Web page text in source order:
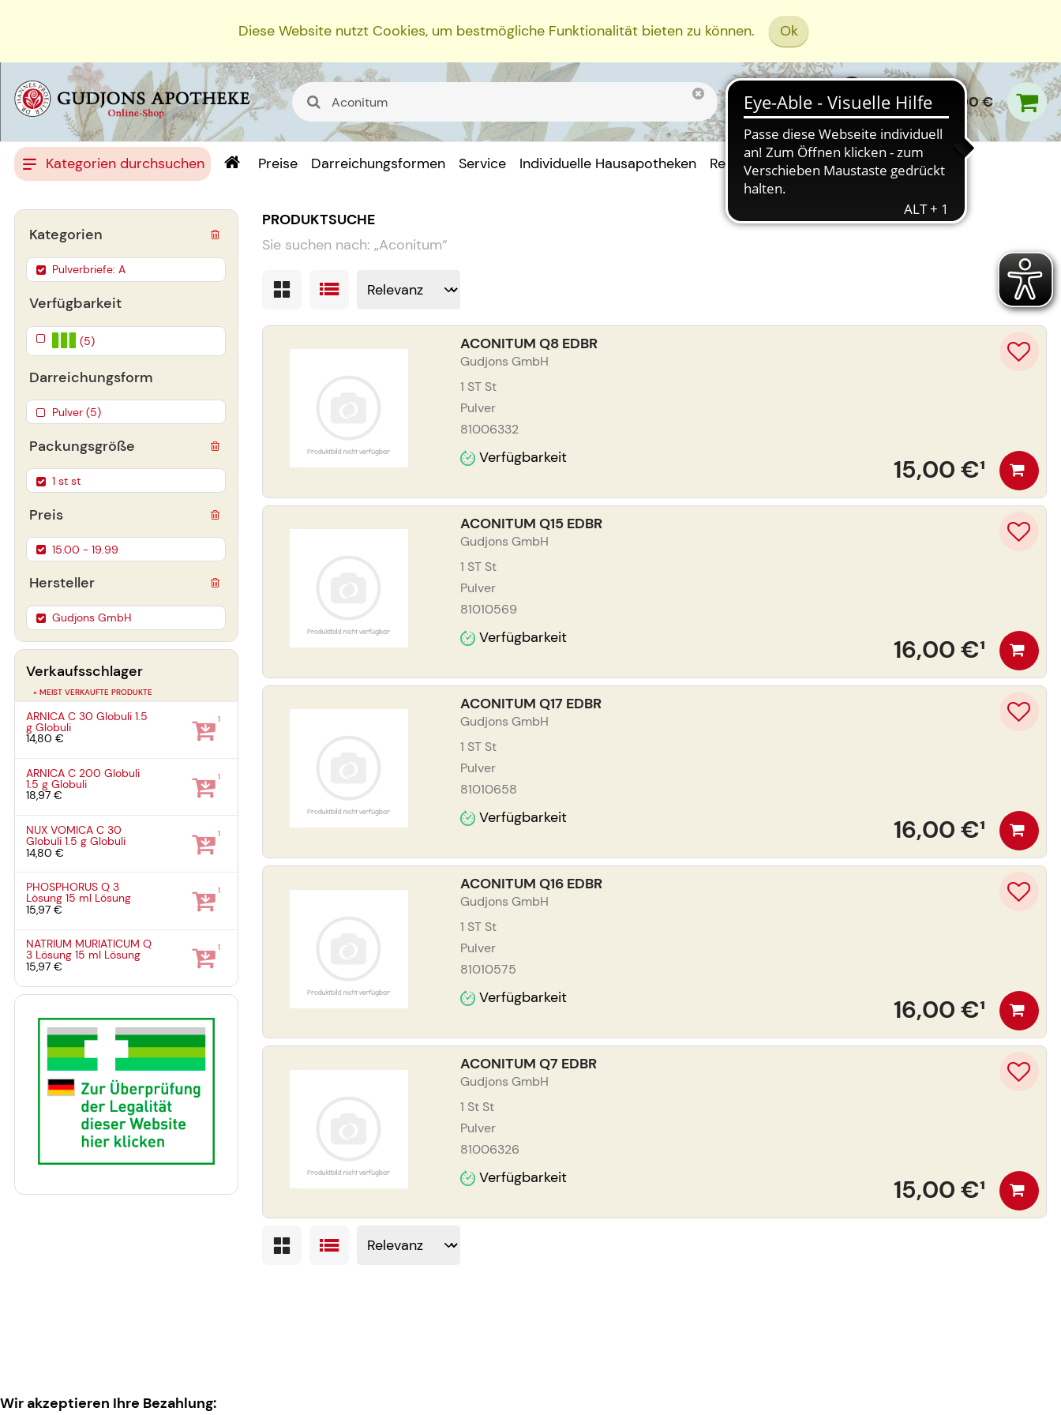
Diese Website nutzt Cookies, um bestmögliche Funktionalität bieten zu können. Ok
0,00 €
Kategorien durchsuchen Preise Darreichungsformen Service Individuelle Hausapotheken Rezept Einreichen
PRODUKTSUCHE
Sie suchen nach: „Aconitum“
ACONITUM Q8 EDBR
Gudjons GmbH
1 ST St
Pulver
81006332
Verfügbarkeit 15,00 €¹
ACONITUM Q15 EDBR
Gudjons GmbH
1 ST St
Pulver
81010569
Verfügbarkeit 16,00 €¹
ACONITUM Q17 EDBR
Gudjons GmbH
1 ST St
Pulver
81010658
Verfügbarkeit 16,00 €¹
ACONITUM Q16 EDBR
Gudjons GmbH
1 ST St
Pulver
81010575
Verfügbarkeit 16,00 €¹
ACONITUM Q7 EDBR
Gudjons GmbH
1 St St
Pulver
81006326
Verfügbarkeit 15,00 €¹
Verfügbarkeit
(5)
Darreichungsform
Pulver (5)
Packungsgröße
1 st st
Preis
15.00 - 19.99
Hersteller
Gudjons GmbH
Kategorien
Pulverbriefe: A
Verkaufsschlager
» MEIST VERKAUFTE PRODUKTE
ARNICA C 30 Globuli1.5
gGlobuli
14,80 €
1
ARNICA C 200 Globuli
1.5 gGlobuli
18,97 €
1
NUX VOMICA C 30
Globuli1.5 gGlobuli
14,80 €
1
PHOSPHORUS Q 3
Lösung15 ml Lösung
15,97 €
1
NATRIUM MURIATICUM Q
3 Lösung15 ml Lösung
15,97 €
1
Wir akzeptieren Ihre Bezahlung: